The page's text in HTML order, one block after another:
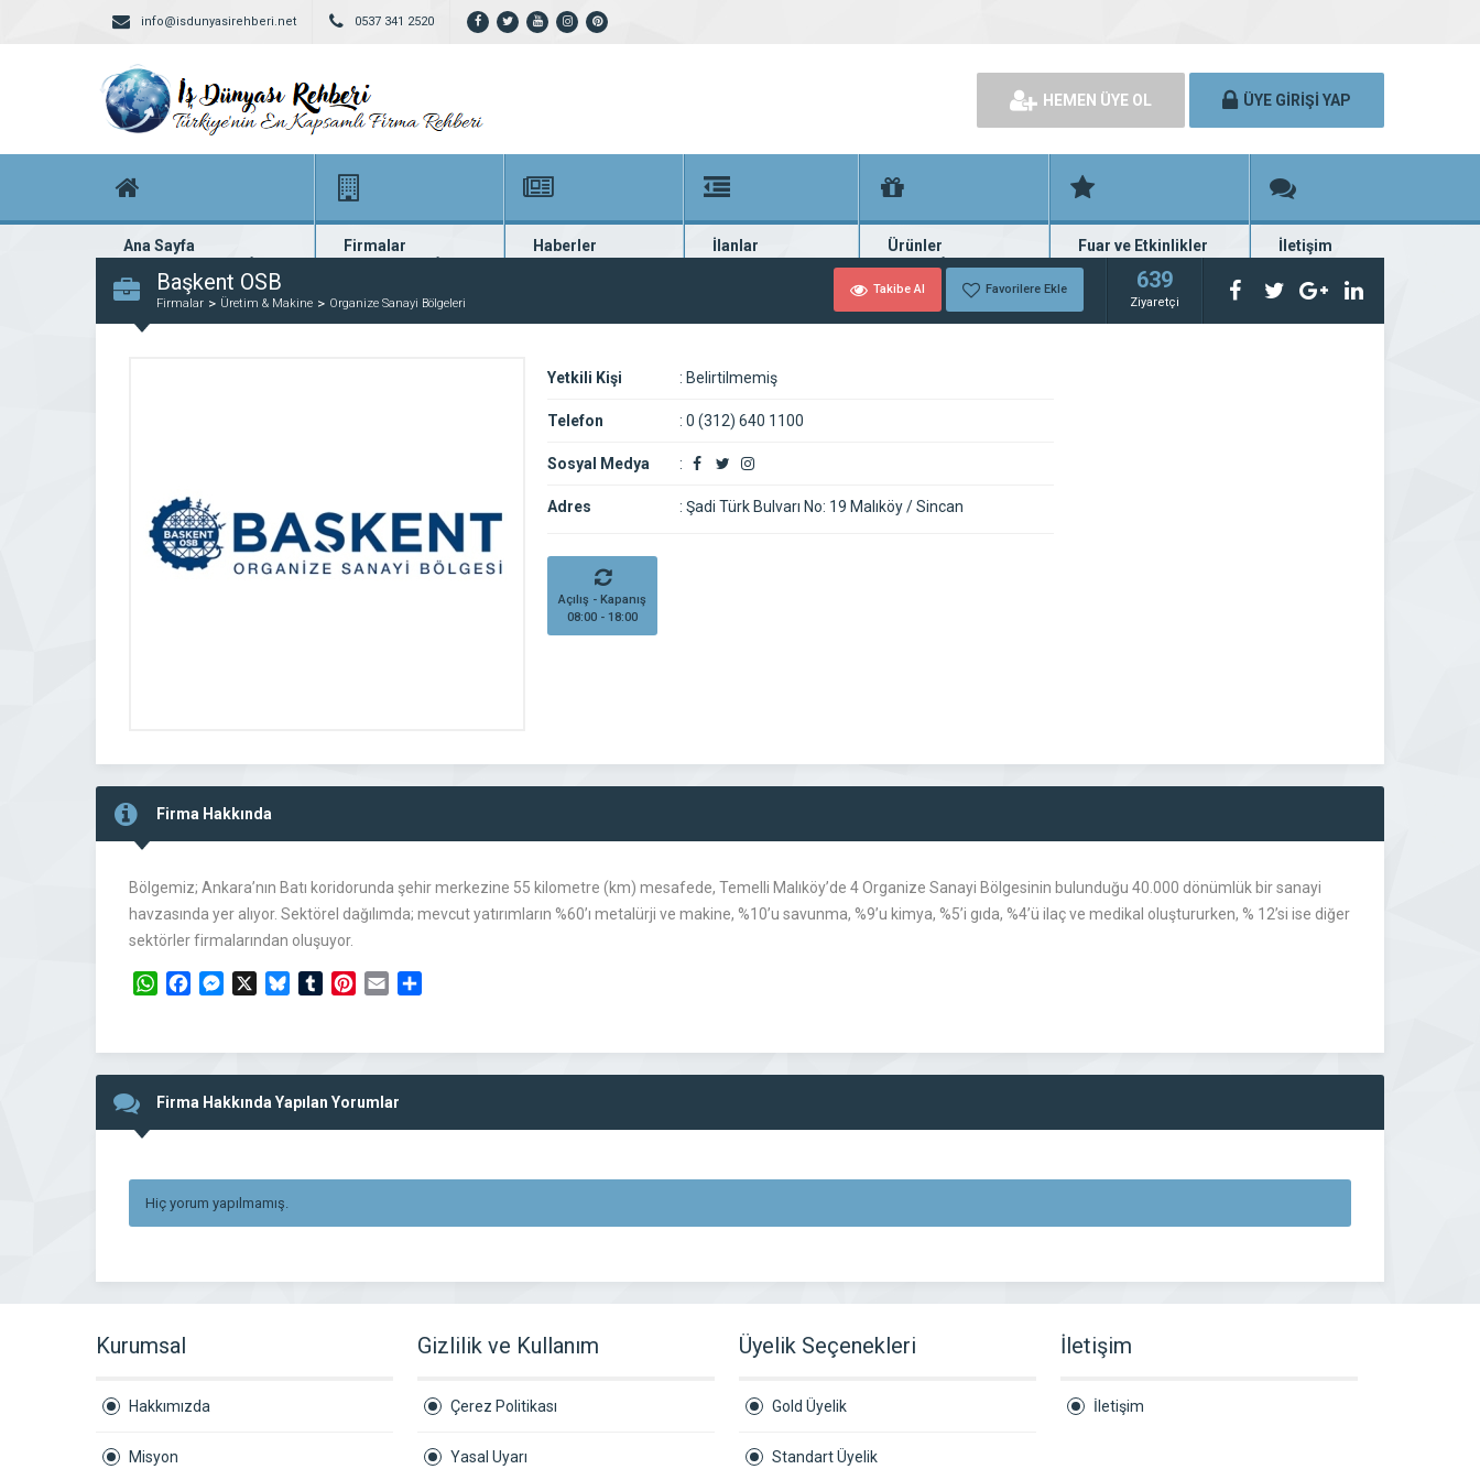
info@isdunyasirehberi.net 0537 341 2520
HEMEN ÜYE OL ÜYE GİRİŞİ YAP
Ana Sayfa
Firma rehberi ana sayfanız
Firmalar
Yüzlerce kayıtlı firma
Haberler
En güncel haberler
İlanlar
Güncel seri ilanlar
Ürünler
Binlerce firma ürünü
Fuar ve Etkinlikler
Fuar ve etkinlik planları
İletişim
Bize ulaşın
Başkent OSB
Firmalar Üretim & Makine Organize Sanayi Bölgeleri
Takibe Al Favorilere Ekle 639
Ziyaretçi
Yetkili Kişi : Belirtilmemiş
Telefon : 0 (312) 640 1100
Sosyal Medya :
Adres : Şadi Türk Bulvarı No: 19 Malıköy / Sincan
Açılış - Kapanış
08:00 - 18:00
Firma Hakkında
Bölgemiz; Ankara’nın Batı koridorunda şehir merkezine 55 kilometre (km) mesafede, Temelli Malıköy’de 4 Organize Sanayi Bölgesinin bulunduğu 40.000 dönümlük bir sanayi
havzasında yer alıyor. Sektörel dağılımda; mevcut yatırımların %60’ı metalürji ve makine, %10’u savunma, %9’u kimya, %5’i gıda, %4’ü ilaç ve medikal oluştururken, % 12’si ise diğer
sektörler firmalarından oluşuyor.
WhatsAppFacebookMessengerBlueskyTumblrPinterest
Email
Firma Hakkında Yapılan Yorumlar
Hiç yorum yapılmamış.
Kurumsal
Hakkımızda
Misyon
Gizlilik ve Kullanım
Çerez Politikası
Yasal Uyarı
Üyelik Seçenekleri
Gold Üyelik
Standart Üyelik
İletişim
İletişim